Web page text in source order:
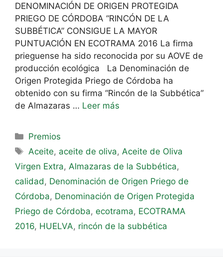
DENOMINACIÓN DE ORIGEN PROTEGIDA
PRIEGO DE CÓRDOBA “RINCÓN DE LA
SUBBÉTICA” CONSIGUE LA MAYOR
PUNTUACIÓN EN ECOTRAMA 2016 La firma
prieguense ha sido reconocida por su AOVE de
producción ecológica La Denominación de
Origen Protegida Priego de Córdoba ha
obtenido con su firma “Rincón de la Subbética”
de Almazaras … Leer más
Premios
Aceite, aceite de oliva, Aceite de Oliva
Virgen Extra, Almazaras de la Subbética,
calidad , Denominación de Origen Priego de
Córdoba, Denominación de Origen Protegida
Priego de Córdoba, ecotrama, ECOTRAMA
2016, HUELVA, rincón de la subbética